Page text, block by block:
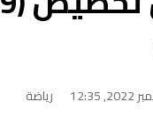
سياسة
رياضة